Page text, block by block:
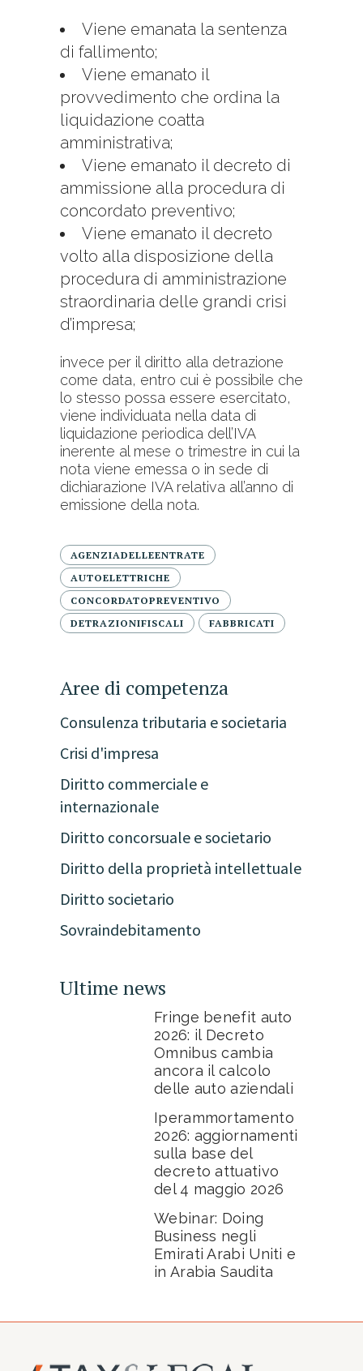
Viene emanata la sentenza
di fallimento;
Viene emanato il
provvedimento che ordina la
liquidazione coatta
amministrativa;
Viene emanato il decreto di
ammissione alla procedura di
concordato preventivo;
Viene emanato il decreto
volto alla disposizione della
procedura di amministrazione
straordinaria delle grandi crisi
d’impresa;
invece per il diritto alla detrazione
come data, entro cui è possibile che
lo stesso possa essere esercitato,
viene individuata nella data di
liquidazione periodica dell’IVA
inerente al mese o trimestre in cui la
nota viene emessa o in sede di
dichiarazione IVA relativa all’anno di
emissione della nota.
AGENZIADELLEENTRATE
AUTOELETTRICHE
CONCORDATOPREVENTIVO
DETRAZIONIFISCALI
FABBRICATI
Aree di competenza
Consulenza tributaria e societaria
Crisi d'impresa
Diritto commerciale e
internazionale
Diritto concorsuale e societario
Diritto della proprietà intellettuale
Diritto societario
Sovraindebitamento
Ultime news
Fringe benefit auto
2026: il Decreto
Omnibus cambia
ancora il calcolo
delle auto aziendali
Iperammortamento
2026: aggiornamenti
sulla base del
decreto attuativo
del 4 maggio 2026
Webinar: Doing
Business negli
Emirati Arabi Uniti e
in Arabia Saudita